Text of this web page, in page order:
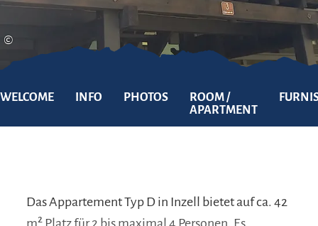
©
WELCOME INFO PHOTOS
ROOM /
APARTMENT
Das Appartement Typ D in Inzell bietet auf ca. 42
m² Platz für 2 bis maximal 4 Personen. Es